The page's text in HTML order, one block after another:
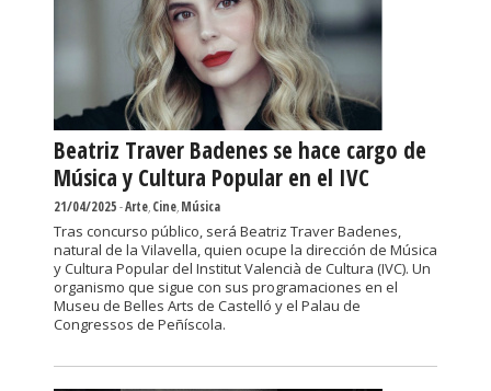
Beatriz Traver Badenes se hace cargo de
Música y Cultura Popular en el IVC
21/04/2025-Arte,Cine,Música
Tras concurso público, será Beatriz Traver Badenes,
natural de la Vilavella, quien ocupe la dirección de Música
y Cultura Popular del Institut Valencià de Cultura (IVC). Un
organismo que sigue con sus programaciones en el
Museu de Belles Arts de Castelló y el Palau de
Congressos de Peñíscola.